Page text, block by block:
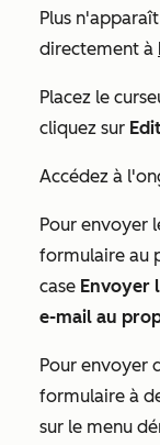
Plus
directement à
Placez le
cliquez sur
Accédez à
Pour envoyer
formulaire au
case Envoyer
e-mail au
Pour envoyer
formulaire à
sur le menu